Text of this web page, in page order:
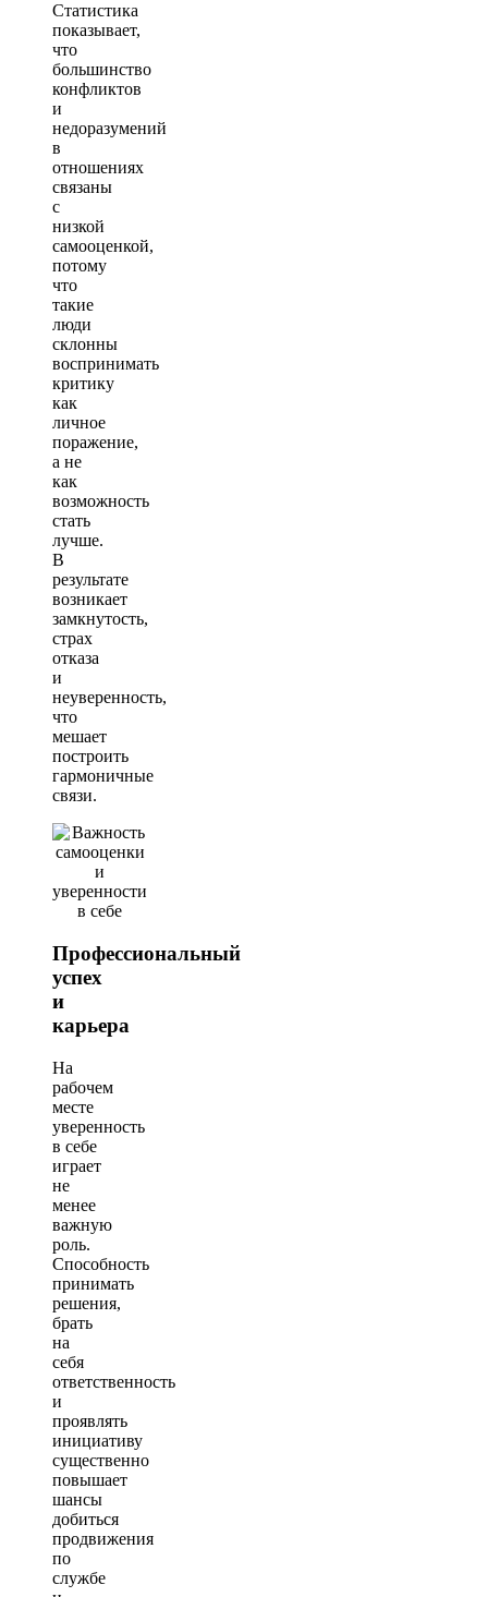
Статистика
показывает,
что
большинство
конфликтов
и
недоразумений
в
отношениях
связаны
с
низкой
самооценкой,
потому
что
такие
люди
склонны
воспринимать
критику
как
личное
поражение,
а не
как
возможность
стать
лучше.
В
результате
возникает
замкнутость,
страх
отказа
и
неуверенность,
что
мешает
построить
гармоничные
связи.
Профессиональный
успех
и
карьера
На
рабочем
месте
уверенность
в себе
играет
не
менее
важную
роль.
Способность
принимать
решения,
брать
на
себя
ответственность
и
проявлять
инициативу
существенно
повышает
шансы
добиться
продвижения
по
службе